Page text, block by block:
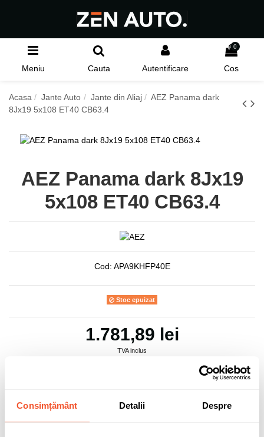
Consimțământ Detalii Despre
Meniu Cauta Autentificare
0
Cos
Acasa Jante Auto Jante din Aliaj
AEZ Panama dark
8Jx19 5x108 ET40 CB63.4
AEZ Panama dark 8Jx19
5x108 ET40 CB63.4
Cod: APA9KHFP40E
Stoc epuizat
1.781,89 lei
TVA inclus